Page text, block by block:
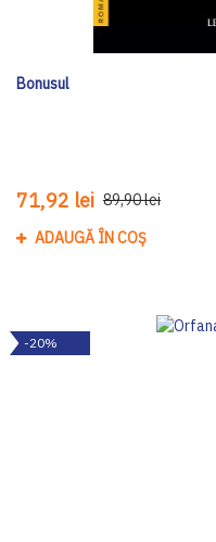
Bonusul
71,92 lei 89,90 lei
ADAUGĂ ÎN COȘ
-20%